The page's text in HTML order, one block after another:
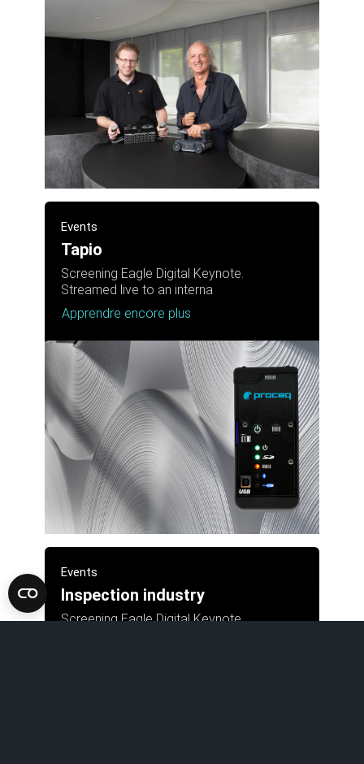
Events
Tapio
Screening Eagle Digital Keynote.
Streamed live to an interna
Apprendre encore plus
Events
Inspection industry
Screening Eagle Digital Keynote.